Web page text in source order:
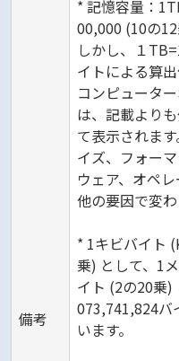
備考
* 記憶容量：
00,000 (10の12
しかし、１
イトによる算
コンピュータ
は、記載より
て表示されま
イズ、フォー
ウェア、オペ
他の要因で変わ
* 1キビバイト
乗) として、1
イト (2の20乗)
073,741,824バ
います。